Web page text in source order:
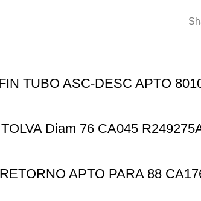
TUBO ASC-DESC APTO
Diam 76 CA045
APTO PARA 88